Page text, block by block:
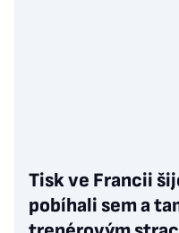
Tisk ve Francii
pobíhali sem a